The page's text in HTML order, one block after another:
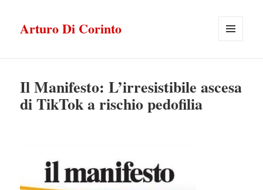
Arturo Di Corinto
Il Manifesto: L’irresistibile ascesa
di TikTok a rischio pedofilia